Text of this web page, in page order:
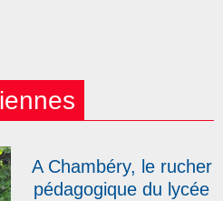
A Chambéry, le rucher
pédagogique du lycée